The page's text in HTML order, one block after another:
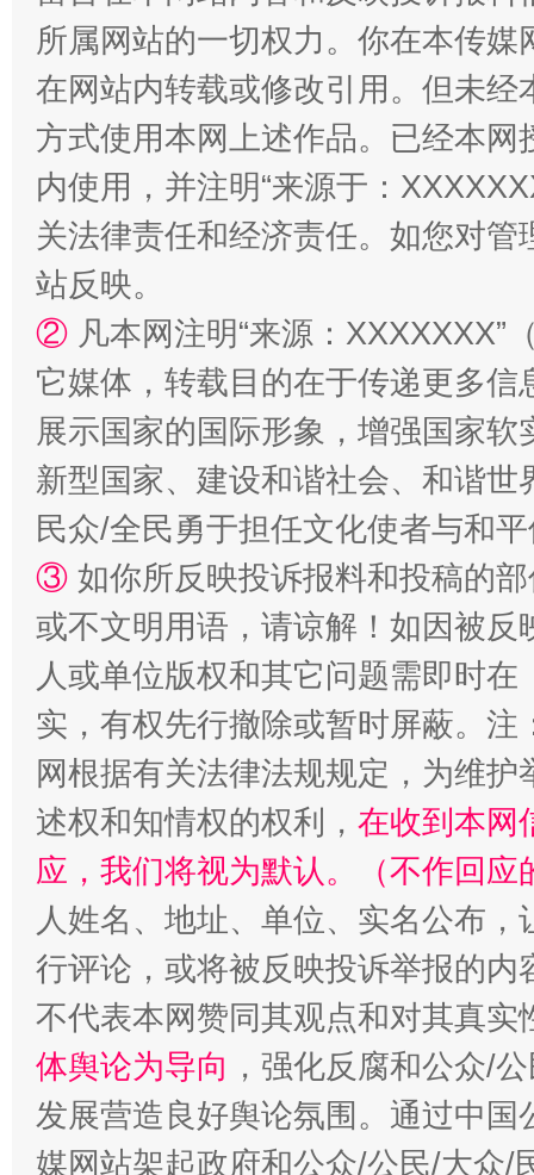
国家大学科技园优化重塑工作
扯下公款旅游的“隐身衣” 如何以
“蜀中异人”王建安的艺术幻境
所属网站的一切权力。你在本传
在网站内转载或修改引用。但未
方式使用本网上述作品。已经本
内使用，并注明“来源于：
关法律责任和经济责任。如您对
站反映。
② 凡本网注明“来源：
它媒体，转载目的在于传递更多
展示国家的国际形象，增强国家
新型国家、建设和谐社会、和谐
民众/全民勇于担任文化使者与和
③ 如你所反映投诉报料和投稿的
或不文明用语，请谅解！如因被
人或单位版权和其它问题需即时在
实，有权先行撤除或暂时屏蔽。
网根据有关法律法规规定，为维
述权和知情权的权利， 在收到本网
应，我们将视为默认。（不作回应
人姓名、地址、单位、实名公布
行评论，或将被反映投诉举报的
不代表本网赞同其观点和对其真实
体舆论为导向 ，强化反腐和公众/
发展营造良好舆论氛围。通过中
媒网站架起政府和公众/公民/大众/